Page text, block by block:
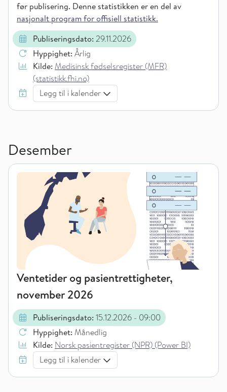
før publisering. Denne statistikken er en del av
nasjonalt program for offisiell statistikk.
Publiseringsdato: 29.11.2026
Hyppighet: Årlig
Kilde: Medisinsk fødselsregister (MFR)
(statistikk.fhi.no)
Legg til i kalender
Desember
Ventetider og pasientrettigheter,
november 2026
Publiseringsdato: 15.12.2026 - 09:00
Hyppighet: Månedlig
Kilde: Norsk pasientregister (NPR) (Power BI)
Legg til i kalender